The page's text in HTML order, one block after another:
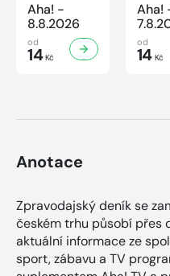
Aha! -
8.8.2026
od
14Kč
Aha!
od
14Kč
Anotace
Zpravodajský deník se
českém trhu působí přes
aktuální informace ze
sport, zábavu a TV